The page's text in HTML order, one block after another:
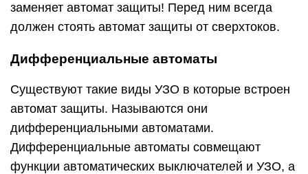
заменяет автомат защиты! Перед ним всегда
должен стоять автомат защиты от сверхтоков.
Дифференциальные автоматы
Существуют такие виды УЗО в которые встроен
автомат защиты. Называются они
дифференциальными автоматами.
Дифференциальные автоматы совмещают
функции автоматических выключателей и УЗО, а